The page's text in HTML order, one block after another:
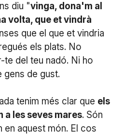
diu "vinga, dona'm al
volta, que et vindrà
que el que et vindria
els plats. No
te del teu nadó. Ni ho
gens de gust.
tenim més clar que els
a les seves mares. Són
en aquest món. El cos